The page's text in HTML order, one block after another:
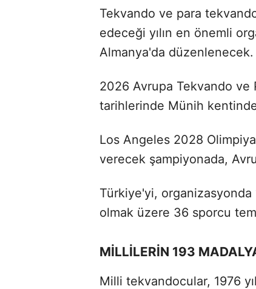
Tekvando ve para
edeceği yılın en önemli
Almanya'da düzenlenecek.
2026 Avrupa Tekvando ve
tarihlerinde Münih
Los Angeles 2028
verecek şampiyonada,
Türkiye'yi,
olmak üzere 36 sporcu
MİLLİLERİN 193
Milli tekvandocular, 1976